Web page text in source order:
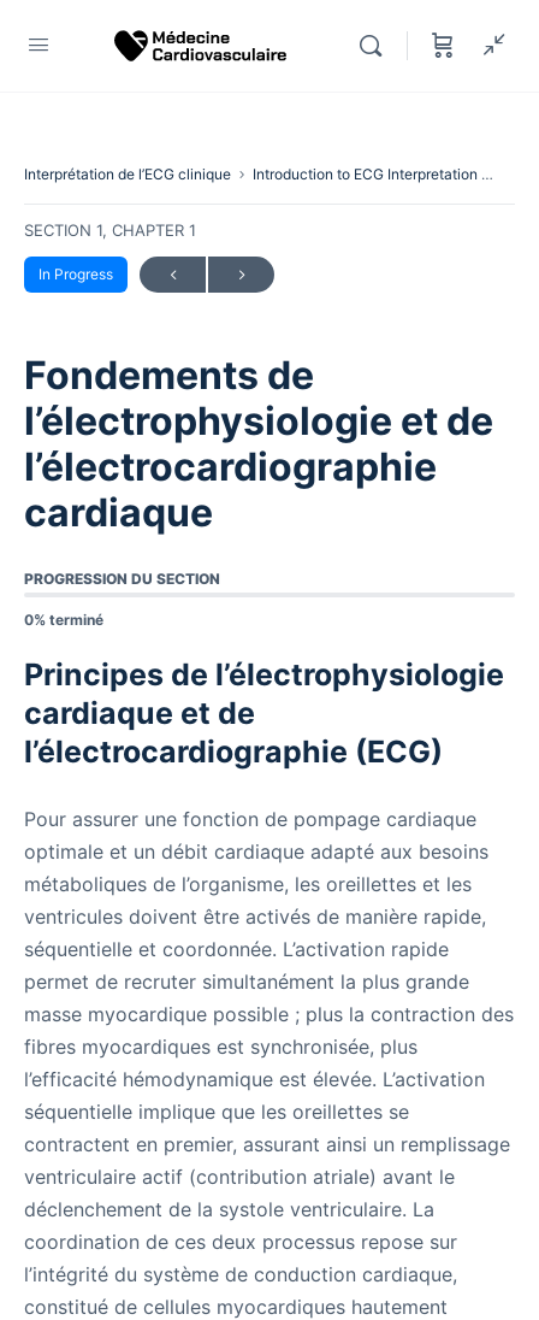
Interprétation de l’ECG clinique Introduction to ECG Interpretation
SECTION 1, CHAPTER 1
In Progress
Fondements de
l’électrophysiologie et de
l’électrocardiographie
cardiaque
PROGRESSION DU SECTION
0% terminé
Principes de l’électrophysiologie
cardiaque et de
l’électrocardiographie (ECG)
Pour assurer une fonction de pompage cardiaque
optimale et un débit cardiaque adapté aux besoins
métaboliques de l’organisme, les oreillettes et les
ventricules doivent être activés de manière rapide,
séquentielle et coordonnée. L’activation rapide
permet de recruter simultanément la plus grande
masse myocardique possible ; plus la contraction des
fibres myocardiques est synchronisée, plus
l’efficacité hémodynamique est élevée. L’activation
séquentielle implique que les oreillettes se
contractent en premier, assurant ainsi un remplissage
ventriculaire actif (contribution atriale) avant le
déclenchement de la systole ventriculaire. La
coordination de ces deux processus repose sur
l’intégrité du système de conduction cardiaque,
constitué de cellules myocardiques hautement